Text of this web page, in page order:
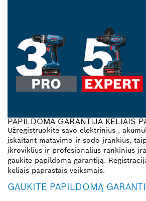
PAPILDOMA GARANTIJA KELIAIS
Užregistruokite savo elektrinius ,
įskaitant matavimo ir sodo įrankius,
įkroviklius ir profesionalius rankinius
gaukite papildomą garantiją.
keliais paprastais veiksmais.
GAUKITE PAPILDOMĄ